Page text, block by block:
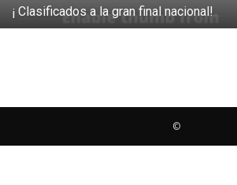
¡ Clasificados a la gran final nacional!
©